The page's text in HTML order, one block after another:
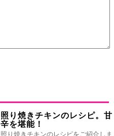
照り焼きチキンのレシピ。甘
辛を堪能！
照り焼きチキンのレシピをご紹介しま